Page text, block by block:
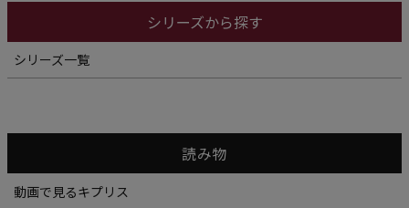
シリーズから探す
シリーズ一覧
読み物
動画で見るキプリス